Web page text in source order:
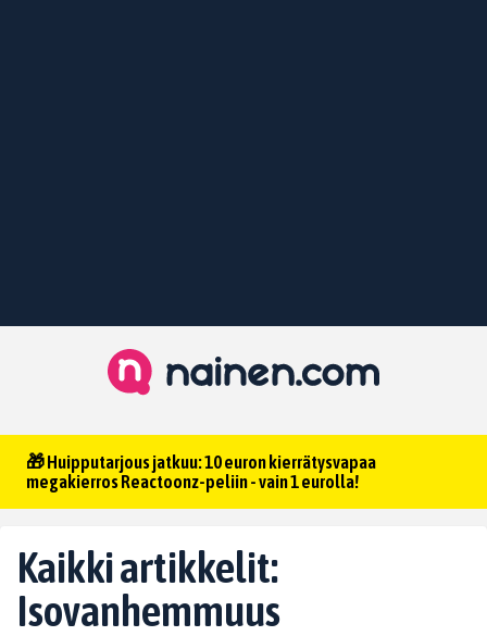
🎁 Huipputarjous jatkuu: 10 euron kierrätysvapaa
megakierros Reactoonz-peliin - vain 1 eurolla!
Kaikki artikkelit:
Isovanhemmuus